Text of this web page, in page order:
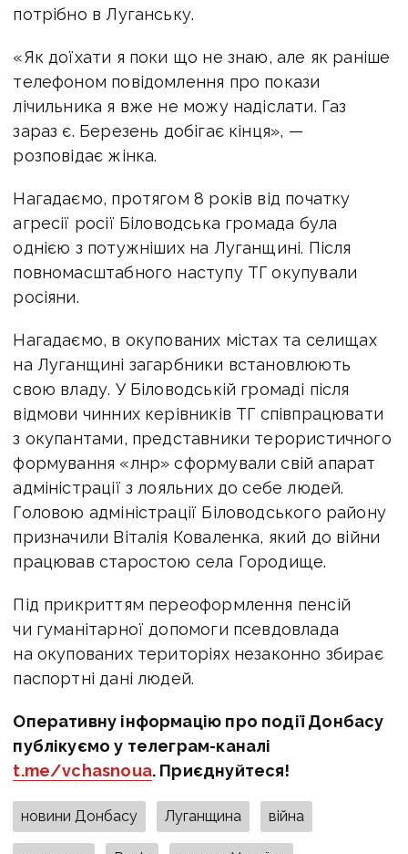
потрібно в Луганську.
«Як доїхати я поки що не знаю, але як раніше
телефоном повідомлення про покази
лічильника я вже не можу надіслати. Газ
зараз є. Березень добігає кінця», —
розповідає жінка.
Нагадаємо, протягом 8 років від початку
агресії росії Біловодська громада була
однією з потужніших на Луганщині. Після
повномасштабного наступу ТГ окупували
росіяни.
Нагадаємо, в окупованих містах та селищах
на Луганщині загарбники встановлюють
свою владу. У Біловодській громаді після
відмови чинних керівників ТГ співпрацювати
з окупантами, представники терористичного
формування «лнр» сформували свій апарат
адміністрації з лояльних до себе людей.
Головою адміністрації Біловодського району
призначили Віталія Коваленка, який до війни
працював старостою села Городище.
Під прикриттям переоформлення пенсій
чи гуманітарної допомоги псевдовлада
на окупованих територіях незаконно збирає
паспортні дані людей.
Оперативну інформацію про події Донбасу
публікуємо у телеграм-каналі
t.me/vchasnoua. Приєднуйтеся!
новини Донбасу Луганщина війна